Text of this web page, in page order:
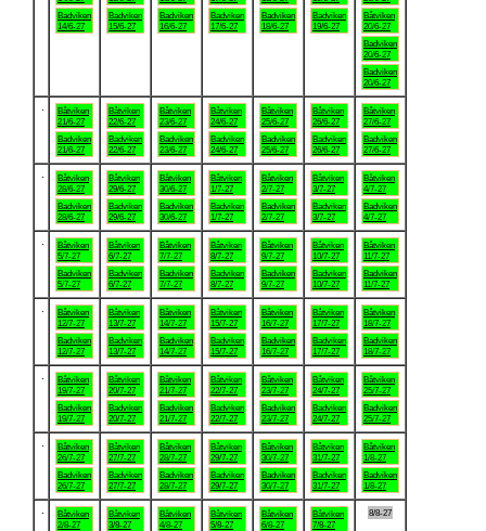
Badviken
14/6-27
Badviken
15/6-27
Badviken
16/6-27
Badviken
17/6-27
Badviken
18/6-27
Badviken
19/6-27
Båtviken
20/6-27
Badviken
20/6-27
Badviken
20/6-27
Båtviken
21/6-27
Badviken
21/6-27
Båtviken
22/6-27
Badviken
22/6-27
Båtviken
23/6-27
Badviken
23/6-27
Båtviken
24/6-27
Badviken
24/6-27
Båtviken
25/6-27
Badviken
25/6-27
Båtviken
26/6-27
Badviken
26/6-27
Båtviken
27/6-27
Badviken
27/6-27
Båtviken
28/6-27
Badviken
28/6-27
Båtviken
29/6-27
Badviken
29/6-27
Båtviken
30/6-27
Badviken
30/6-27
Båtviken
1/7-27
Badviken
1/7-27
Båtviken
2/7-27
Badviken
2/7-27
Båtviken
3/7-27
Badviken
3/7-27
Båtviken
4/7-27
Badviken
4/7-27
Båtviken
5/7-27
Badviken
5/7-27
Båtviken
6/7-27
Badviken
6/7-27
Båtviken
7/7-27
Badviken
7/7-27
Båtviken
8/7-27
Badviken
8/7-27
Båtviken
9/7-27
Badviken
9/7-27
Båtviken
10/7-27
Badviken
10/7-27
Båtviken
11/7-27
Badviken
11/7-27
Båtviken
12/7-27
Badviken
12/7-27
Båtviken
13/7-27
Badviken
13/7-27
Båtviken
14/7-27
Badviken
14/7-27
Båtviken
15/7-27
Badviken
15/7-27
Båtviken
16/7-27
Badviken
16/7-27
Båtviken
17/7-27
Badviken
17/7-27
Båtviken
18/7-27
Badviken
18/7-27
Båtviken
19/7-27
Badviken
19/7-27
Båtviken
20/7-27
Badviken
20/7-27
Båtviken
21/7-27
Badviken
21/7-27
Båtviken
22/7-27
Badviken
22/7-27
Båtviken
23/7-27
Badviken
23/7-27
Båtviken
24/7-27
Badviken
24/7-27
Båtviken
25/7-27
Badviken
25/7-27
Båtviken
26/7-27
Badviken
26/7-27
Båtviken
27/7-27
Badviken
27/7-27
Båtviken
28/7-27
Badviken
28/7-27
Båtviken
29/7-27
Badviken
29/7-27
Båtviken
30/7-27
Badviken
30/7-27
Båtviken
31/7-27
Badviken
31/7-27
Båtviken
1/8-27
Badviken
1/8-27
Båtviken
2/8-27
Båtviken
3/8-27
Båtviken
4/8-27
Båtviken
5/8-27
Båtviken
6/8-27
Båtviken
7/8-27
8/8-27